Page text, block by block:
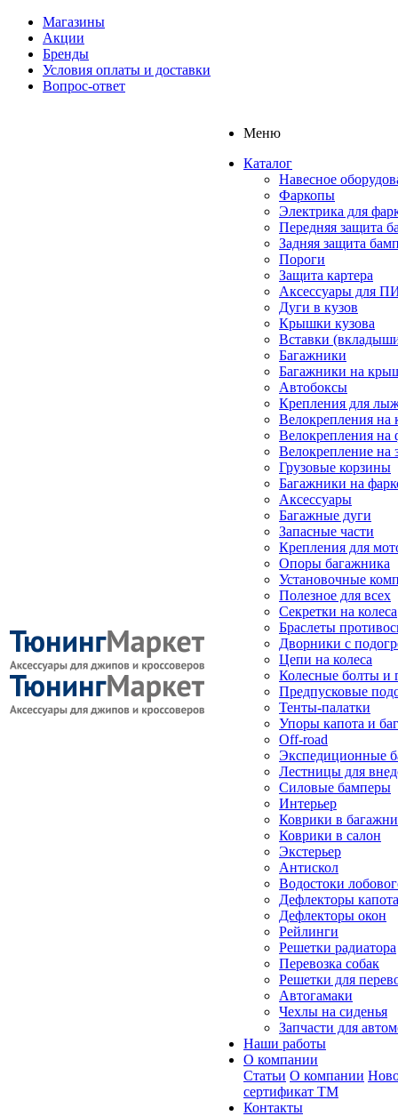
Магазины
Акции
Бренды
Условия оплаты и доставки
Вопрос-ответ
Меню
Каталог
Навесное
Фаркопы
Электрика для
Передняя защита
Задняя защита
Пороги
Защита картера
Аксессуары для
Дуги в кузов
Крышки кузова
Вставки
Багажники
Багажники на
Автобоксы
Крепления для
Велокрепления
Велокрепления на
Велокрепление на
Грузовые корзины
Багажники на
Аксессуары
Багажные дуги
Запасные части
Крепления для
Опоры багажника
Установочные
Полезное для всех
Секретки на колеса
Браслеты
Дворники с
Цепи на колеса
Колесные болты и
Предпусковые
Тенты-палатки
Упоры капота и
Off-road
Экспедиционные
Лестницы для
Силовые бамперы
Интерьер
Коврики в
Коврики в салон
Экстерьер
Антискол
Водостоки
Дефлекторы капота
Дефлекторы окон
Рейлинги
Решетки радиатора
Перевозка собак
Решетки для
Автогамаки
Чехлы на сиденья
Запчасти для
Наши работы
О компании
Статьи О компании
сертификат ТМ
Контакты